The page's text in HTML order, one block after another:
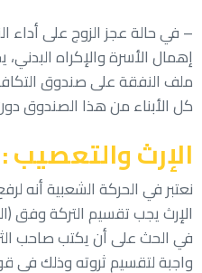
– في حالة عجز الزوج على
إهمال الأسرة والإكراه
ملف النفقة على صندوق
كل الأبناء من هذا الصندوق
الإرث والتعصيب :
نعتبر في الحركة الشعبية أنه
الإرث يجب تقسيم التركة وفق
في الحث على أن يكتب صاحب
واجبة لتقسيم ثروته وذلك في